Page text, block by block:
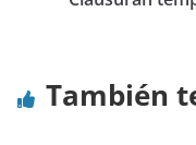
También